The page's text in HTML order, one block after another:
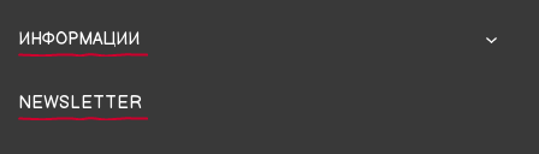
ИНФОРМАЦИИ
NEWSLETTER